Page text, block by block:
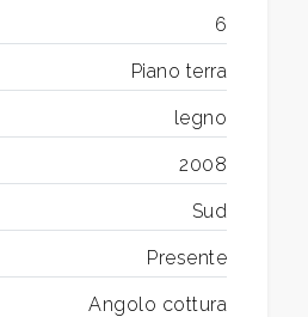
6
Piano terra
legno
2008
Sud
Presente
Angolo cottura